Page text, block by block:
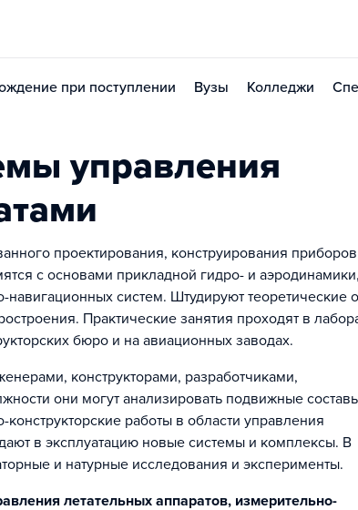
при поступлении Вузы Колледжи
управления
проектирования, конструирования
с основами прикладной гидро- и аэродинамики,
систем. Штудируют теоретические
Практические занятия проходят в
бюро и на авиационных заводах.
конструкторами, разработчиками,
они могут анализировать подвижные
работы в области управления
в эксплуатацию новые системы и комплексы. В
и натурные исследования и эксперименты.
летательных аппаратов, измерительно-